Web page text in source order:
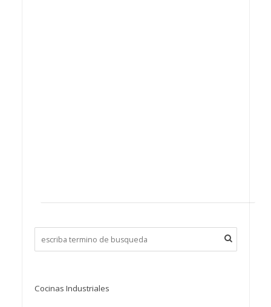
Cocinas Industriales